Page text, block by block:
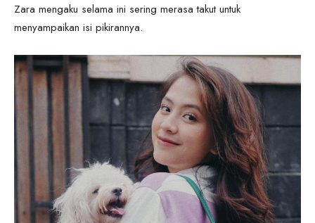
Zara mengaku selama ini sering merasa takut untuk
menyampaikan isi pikirannya.